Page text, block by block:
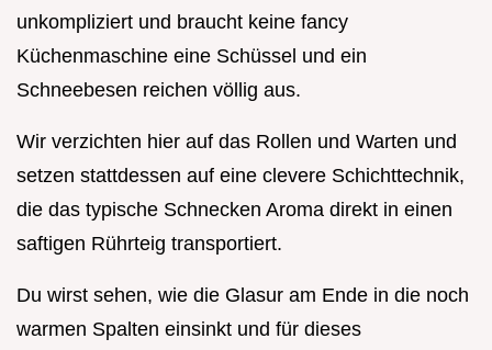
unkompliziert und braucht keine fancy
Küchenmaschine eine Schüssel und ein
Schneebesen reichen völlig aus.
Wir verzichten hier auf das Rollen und Warten und
setzen stattdessen auf eine clevere Schichttechnik,
die das typische Schnecken Aroma direkt in einen
saftigen Rührteig transportiert.
Du wirst sehen, wie die Glasur am Ende in die noch
warmen Spalten einsinkt und für dieses